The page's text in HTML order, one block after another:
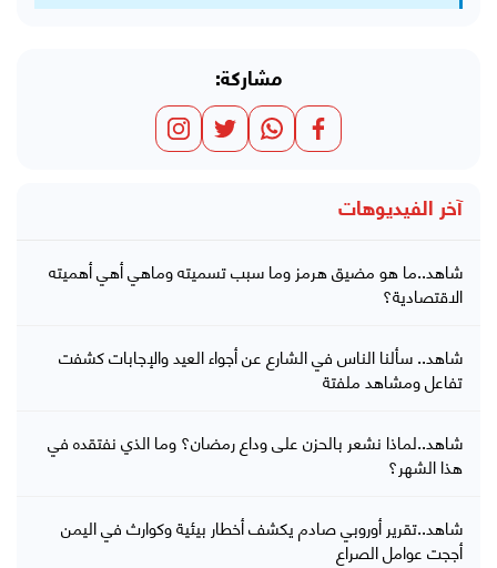
مشاركة:
آخر الفيديوهات
شاهد..ما هو مضيق هرمز وما سبب تسميته وماهي أهي أهميته
الاقتصادية؟
شاهد.. سألنا الناس في الشارع عن أجواء العيد والإجابات كشفت
تفاعل ومشاهد ملفتة
شاهد..لماذا نشعر بالحزن على وداع رمضان؟ وما الذي نفتقده في
هذا الشهر؟
شاهد..تقرير أوروبي صادم يكشف أخطار بيئية وكوارث في اليمن
أججت عوامل الصراع